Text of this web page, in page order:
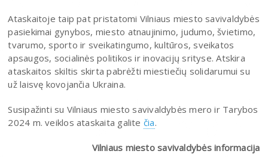
Ataskaitoje taip pat pristatomi Vilniaus miesto savivaldybės
pasiekimai gynybos, miesto atnaujinimo, judumo, švietimo,
tvarumo, sporto ir sveikatingumo, kultūros, sveikatos
apsaugos, socialinės politikos ir inovacijų srityse. Atskira
ataskaitos skiltis skirta pabrėžti miestiečių solidarumui su
už laisvę kovojančia Ukraina.
Susipažinti su Vilniaus miesto savivaldybės mero ir Tarybos
2024 m. veiklos ataskaita galite čia.
Vilniaus miesto savivaldybės informacija